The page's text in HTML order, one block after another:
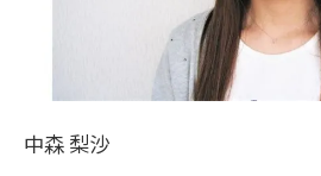
中森 梨沙